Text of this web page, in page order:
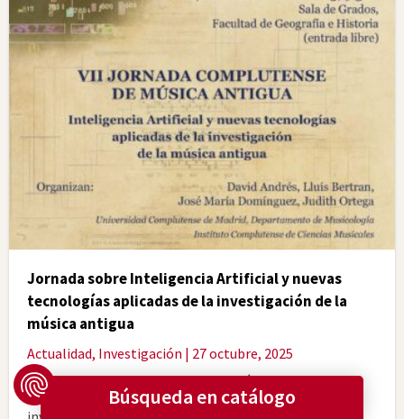
Jornada sobre Inteligencia Artificial y nuevas
tecnologías aplicadas de la investigación de la
música antigua
Actualidad, Investigación | 27 octubre, 2025
Esta VII Jornada Complutense de Música Antigua tiene
como objetivo presentar varios proyectos de